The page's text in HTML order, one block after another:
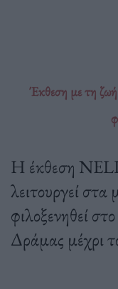
Έκθεση με τη ζωή
Η έκθεση
λειτουργεί
φιλοξενηθεί
Δράμας μέχρι